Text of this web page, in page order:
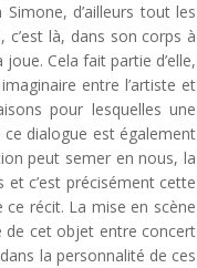
d’ailleurs tout les
là, dans son corps à
Cela fait partie d’elle,
entre l’artiste et
pour lesquelles une
dialogue est également
peut semer en nous, la
et c’est précisément cette
récit. La mise en scène
de cet objet entre concert
la personnalité de ces